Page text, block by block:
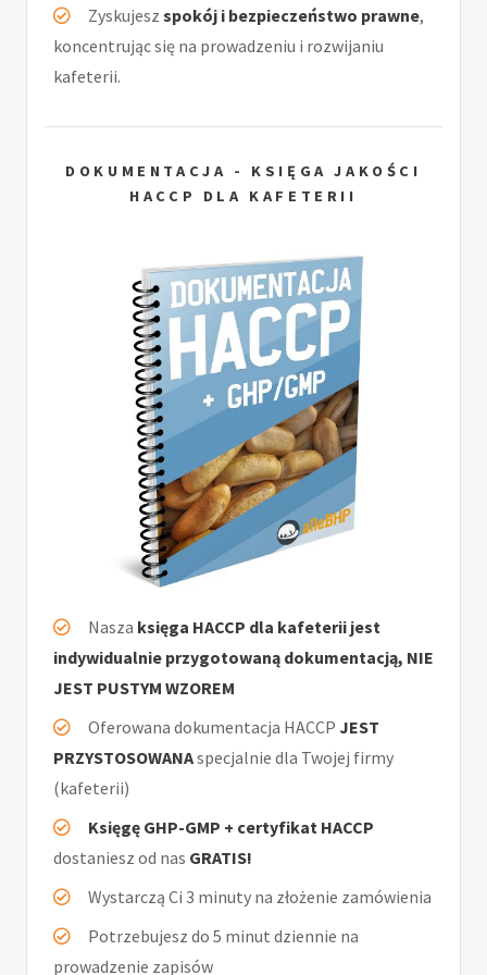
Zyskujesz spokój i bezpieczeństwo prawne,
koncentrując się na prowadzeniu i rozwijaniu
kafeterii.
DOKUMENTACJA - KSIĘGA JAKOŚCI
HACCP DLA KAFETERII
Nasza księga HACCP dla kafeterii jest
indywidualnie przygotowaną dokumentacją, NIE
JEST PUSTYM WZOREM
Oferowana dokumentacja HACCP JEST
PRZYSTOSOWANAspecjalnie dla Twojej firmy
(kafeterii)
Księgę GHP-GMP + certyfikat HACCP
dostaniesz od nas GRATIS!
Wystarczą Ci 3 minuty na złożenie zamówienia
Potrzebujesz do 5 minut dziennie na
prowadzenie zapisów